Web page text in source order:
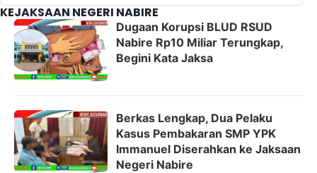
KEJAKSAAN NEGERI NABIRE
Dugaan Korupsi BLUD RSUD
Nabire Rp10 Miliar Terungkap,
Begini Kata Jaksa
Berkas Lengkap, Dua Pelaku
Kasus Pembakaran SMP YPK
Immanuel Diserahkan ke Jaksaan
Negeri Nabire